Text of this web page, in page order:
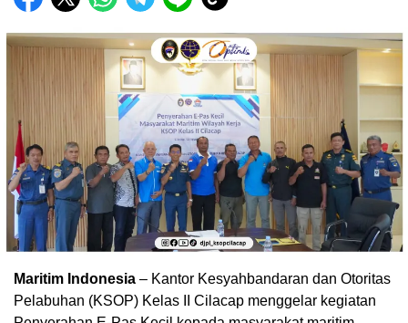
Maritim Indonesia – Kantor Kesyahbandaran dan Otoritas
Pelabuhan (KSOP) Kelas II Cilacap menggelar kegiatan